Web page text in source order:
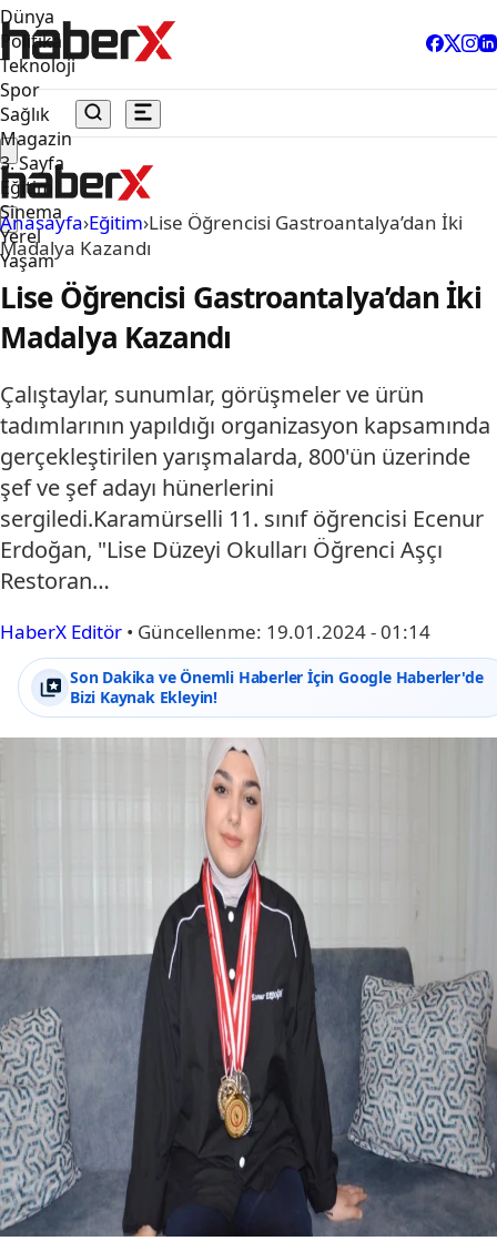
Dünya
Politika
Teknoloji
Spor
Sağlık
Magazin
3. Sayfa
Eğitim
Sinema
Yerel
Yaşam
Anasayfa›Eğitim›Lise Öğrencisi Gastroantalya’dan İki
Madalya Kazandı
Lise Öğrencisi Gastroantalya’dan İki
Madalya Kazandı
Çalıştaylar, sunumlar, görüşmeler ve ürün
tadımlarının yapıldığı organizasyon kapsamında
gerçekleştirilen yarışmalarda, 800'ün üzerinde
şef ve şef adayı hünerlerini
sergiledi.Karamürselli 11. sınıf öğrencisi Ecenur
Erdoğan, "Lise Düzeyi Okulları Öğrenci Aşçı
Restoran…
HaberX Editör • Güncellenme: 19.01.2024 - 01:14
Son Dakika ve Önemli Haberler İçin Google Haberler'de
Bizi Kaynak Ekleyin!